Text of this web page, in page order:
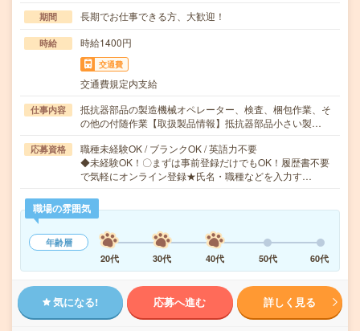
期間 長期でお仕事できる方、大歓迎！
時給 時給1400円
交通費
交通費規定内支給
仕事内容
抵抗器部品の製造機械オペレーター、検査、梱包作業、そ
の他の付随作業【取扱製品情報】抵抗器部品小さい製…
応募資格
職種未経験OK / ブランクOK / 英語力不要
◆未経験OK！〇まずは事前登録だけでもOK！履歴書不要
で気軽にオンライン登録★氏名・職種などを入力す…
職場の雰囲気
年齢層
20代
30代 40代 50代 60代
気になる! 応募へ進む 詳しく見る